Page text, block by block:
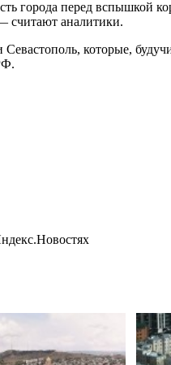
города перед вспышкой
аналитики.
которые,